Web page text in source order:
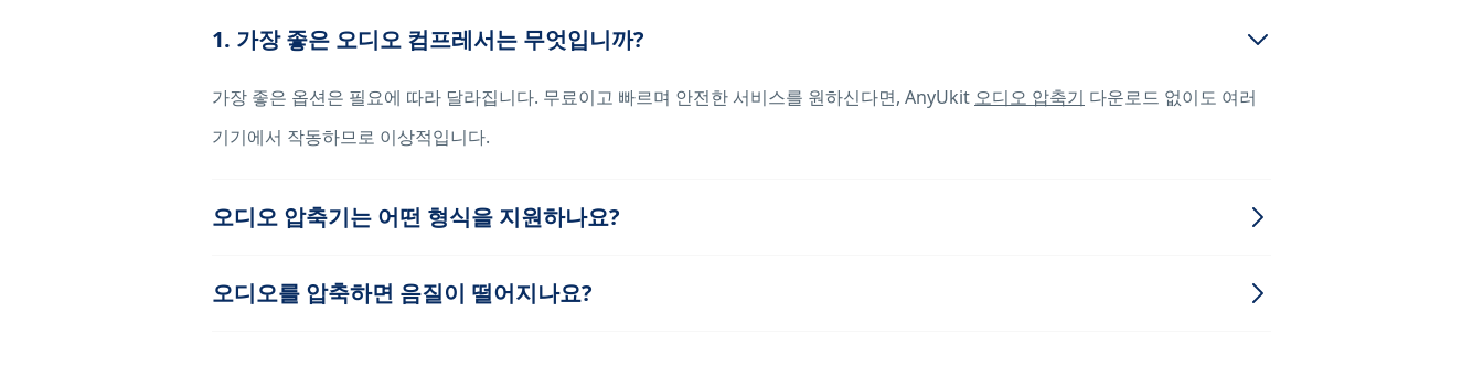
1. 가장 좋은 오디오 컴프레서는 무엇입니까?
가장 좋은 옵션은 필요에 따라 달라집니다. 무료이고 빠르며 안전한 서비스를 원하신다면, AnyUkit 오디오 압축기 다운로드 없이도 여러
기기에서 작동하므로 이상적입니다.
오디오 압축기는 어떤 형식을 지원하나요?
오디오를 압축하면 음질이 떨어지나요?